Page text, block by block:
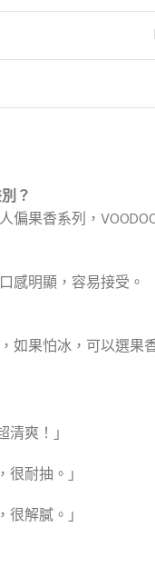
？
果香系列，
感明顯，容易接受。
如果怕冰，可以選果
爽！」
很耐抽。」
很解膩。」